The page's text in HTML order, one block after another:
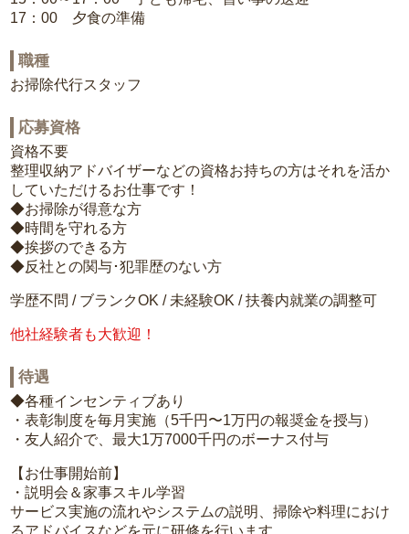
17：00 夕食の準備
職種
お掃除代行スタッフ
応募資格
資格不要
整理収納アドバイザーなどの資格お持ちの方はそれを活か
していただけるお仕事です！
◆お掃除が得意な方
◆時間を守れる方
◆挨拶のできる方
◆反社との関与･犯罪歴のない方
学歴不問 / ブランクOK / 未経験OK / 扶養内就業の調整可
他社経験者も大歓迎！
待遇
◆各種インセンティブあり
・表彰制度を毎月実施（5千円〜1万円の報奨金を授与）
・友人紹介で、最大1万7000千円のボーナス付与
【お仕事開始前】
・説明会＆家事スキル学習
サービス実施の流れやシステムの説明、掃除や料理におけ